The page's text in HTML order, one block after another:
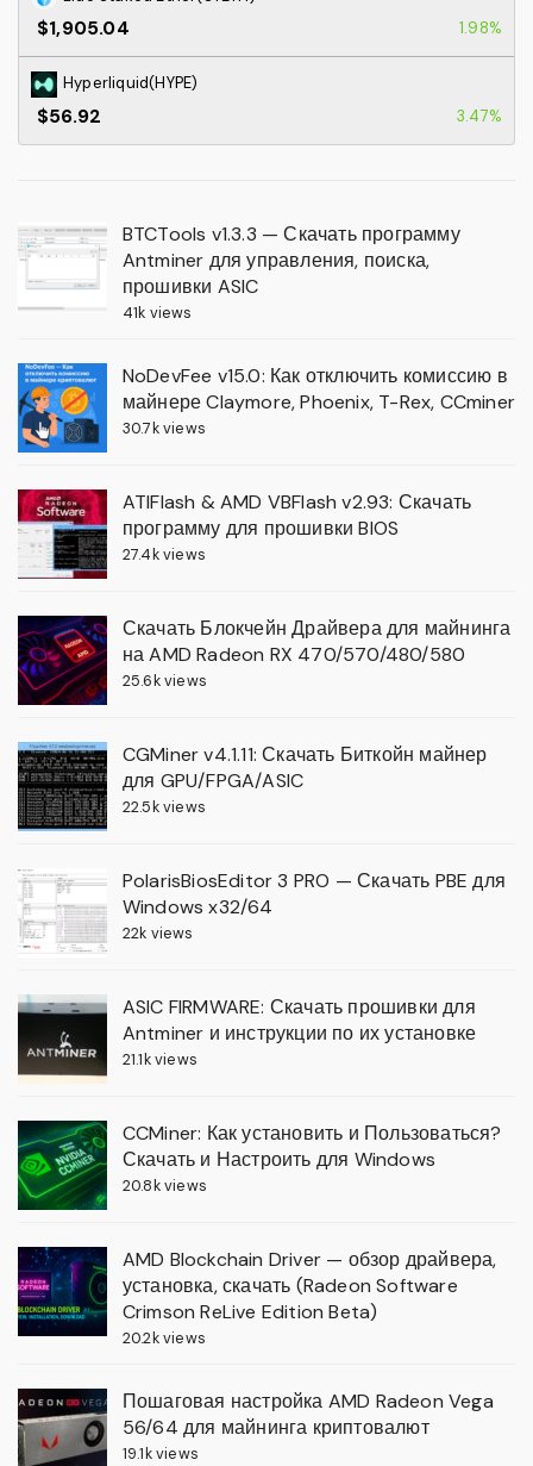
$1,905.04 1.98%
Hyperliquid(HYPE)
$56.92 3.47%
BTCTools v1.3.3 — Скачать программу
Antminer для управления, поиска,
прошивки ASIC
41k views
NoDevFee v15.0: Как отключить комиссию в
майнере Claymore, Phoenix, T-Rex, CCminer
30.7k views
ATIFlash & AMD VBFlash v2.93: Скачать
программу для прошивки BIOS
27.4k views
Скачать Блокчейн Драйвера для майнинга
на AMD Radeon RX 470/570/480/580
25.6k views
CGMiner v4.1.11: Скачать Биткойн майнер
для GPU/FPGA/ASIC
22.5k views
PolarisBiosEditor 3 PRO — Скачать PBE для
Windows x32/64
22k views
ASIC FIRMWARE: Скачать прошивки для
Antminer и инструкции по их установке
21.1k views
CCMiner: Как установить и Пользоваться?
Скачать и Настроить для Windows
20.8k views
AMD Blockchain Driver — обзор драйвера,
установка, скачать (Radeon Software
Crimson ReLive Edition Beta)
20.2k views
Пошаговая настройка AMD Radeon Vega
56/64 для майнинга криптовалют
19.1k views